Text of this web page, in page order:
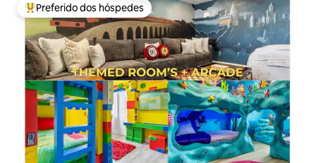
Entre os melhores preferidos dos hóspedes
Preferido dos hóspedes